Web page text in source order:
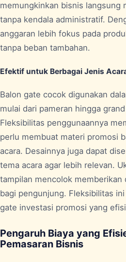
memungkinkan bisnis langsung
tanpa kendala administratif.
anggaran lebih fokus pada
tanpa beban tambahan.
Efektif untuk Berbagai Jenis
Balon gate cocok digunakan
mulai dari pameran hingga
Fleksibilitas penggunaannya
perlu membuat materi promosi
acara. Desainnya juga dapat
tema acara agar lebih relevan.
tampilan mencolok memberikan
bagi pengunjung. Fleksibilitas
gate investasi promosi yang
Pengaruh Biaya yang
Pemasaran Bisnis